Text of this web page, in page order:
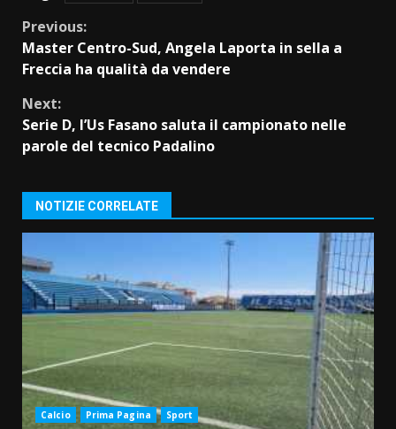
Continue
Reading
Previous:
Master Centro-Sud, Angela Laporta in sella a
Freccia ha qualità da vendere
Next:
Serie D, l’Us Fasano saluta il campionato nelle
parole del tecnico Padalino
NOTIZIE CORRELATE
Calcio Prima Pagina Sport